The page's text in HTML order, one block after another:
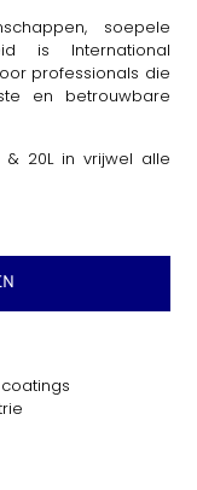
soepele
is International
professionals die
en betrouwbare
20L in vrijwel alle